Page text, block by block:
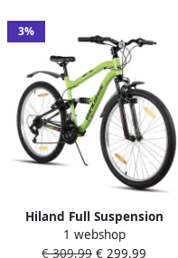
3%
Hiland Full Suspension
Mountainbike 26 inch MTB
18 Versnellingen Schijfrem
1 webshop
€ 309,99 € 299,99